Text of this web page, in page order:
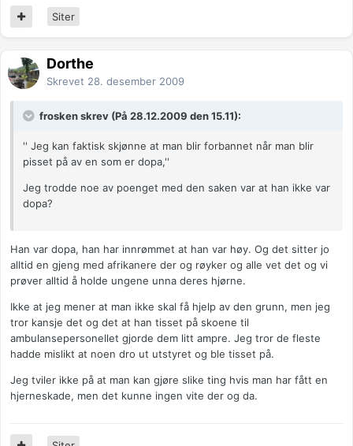
Siter
Dorthe
Skrevet 28. desember 2009
frosken skrev (På 28.12.2009 den 15.11):
'' Jeg kan faktisk skjønne at man blir forbannet når man blir
pisset på av en som er dopa,''
Jeg trodde noe av poenget med den saken var at han ikke var
dopa?
Han var dopa, han har innrømmet at han var høy. Og det sitter jo
alltid en gjeng med afrikanere der og røyker og alle vet det og vi
prøver alltid å holde ungene unna deres hjørne.
Ikke at jeg mener at man ikke skal få hjelp av den grunn, men jeg
tror kansje det og det at han tisset på skoene til
ambulansepersonellet gjorde dem litt ampre. Jeg tror de fleste
hadde mislikt at noen dro ut utstyret og ble tisset på.
Jeg tviler ikke på at man kan gjøre slike ting hvis man har fått en
hjerneskade, men det kunne ingen vite der og da.